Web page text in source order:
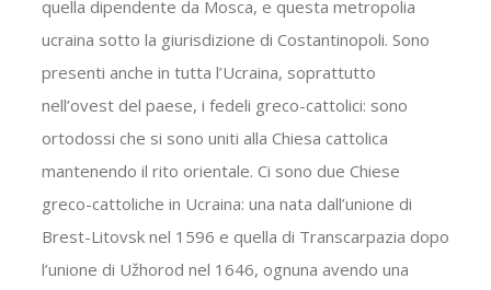
quella dipendente da Mosca, e questa metropolia
ucraina sotto la giurisdizione di Costantinopoli. Sono
presenti anche in tutta l’Ucraina, soprattutto
nell’ovest del paese, i fedeli greco-cattolici: sono
ortodossi che si sono uniti alla Chiesa cattolica
mantenendo il rito orientale. Ci sono due Chiese
greco-cattoliche in Ucraina: una nata dall’unione di
Brest-Litovsk nel 1596 e quella di Transcarpazia dopo
l’unione di Užhorod nel 1646, ognuna avendo una